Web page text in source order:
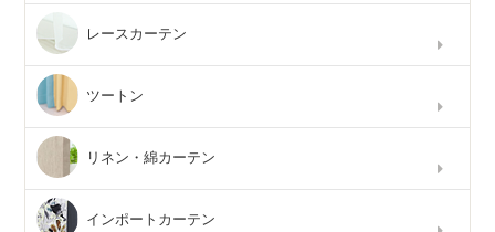
レースカーテン
ツートン
リネン・綿カーテン
インポートカーテン